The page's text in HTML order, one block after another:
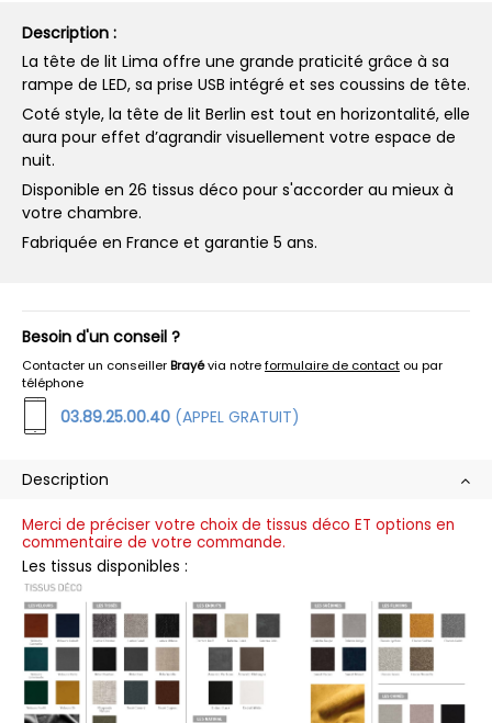
Description :
La tête de lit Lima offre une grande praticité grâce à sa
rampe de LED, sa prise USB intégré et ses coussins de tête.
Coté style, la tête de lit Berlin est tout en horizontalité, elle
aura pour effet d’agrandir visuellement votre espace de
nuit.
Disponible en 26 tissus déco pour s'accorder au mieux à
votre chambre.
Fabriquée en France et garantie 5 ans.
Besoin d'un conseil ?
Contacter un conseillerBrayévia notreformulaire de contact ou par
téléphone
03.89.25.00.40 (APPEL GRATUIT)
Description
Merci de préciser votre choix de tissus déco ET options en
commentaire de votre commande.
Les tissus disponibles :